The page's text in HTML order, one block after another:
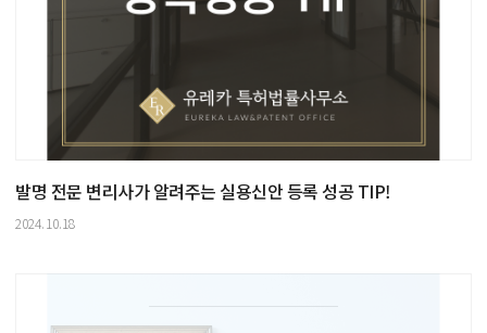
발명 전문 변리사가 알려주는 실용신안 등록 성공 TIP!
2024.10.18